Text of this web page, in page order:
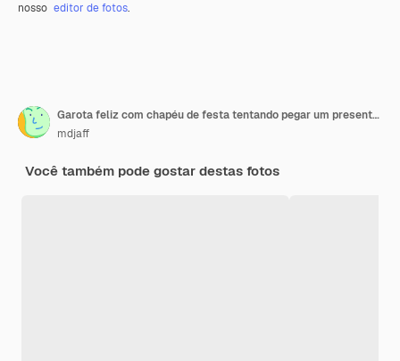
nosso editor de fotos.
Garota feliz com chapéu de festa tentando pegar um presente em mão humana em branco
mdjaff
Você também pode gostar destas fotos